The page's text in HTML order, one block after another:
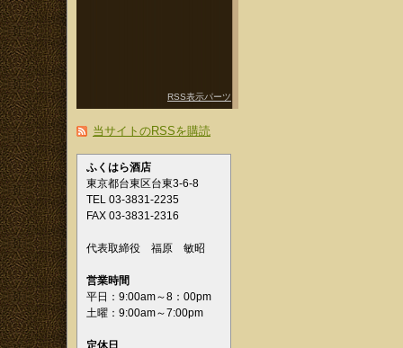
RSS表示パーツ
当サイトのRSSを購読
ふくはら酒店
東京都台東区台東3-6-8
TEL 03-3831-2235
FAX 03-3831-2316
代表取締役 福原 敏昭
営業時間
平日：9:00am～8：00pm
土曜：9:00am～7:00pm
定休日